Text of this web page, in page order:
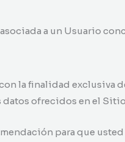
a un Usuario
la finalidad exclusiva
ofrecidos en el
para que